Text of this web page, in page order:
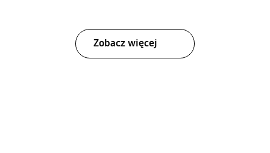
Zobacz więcej